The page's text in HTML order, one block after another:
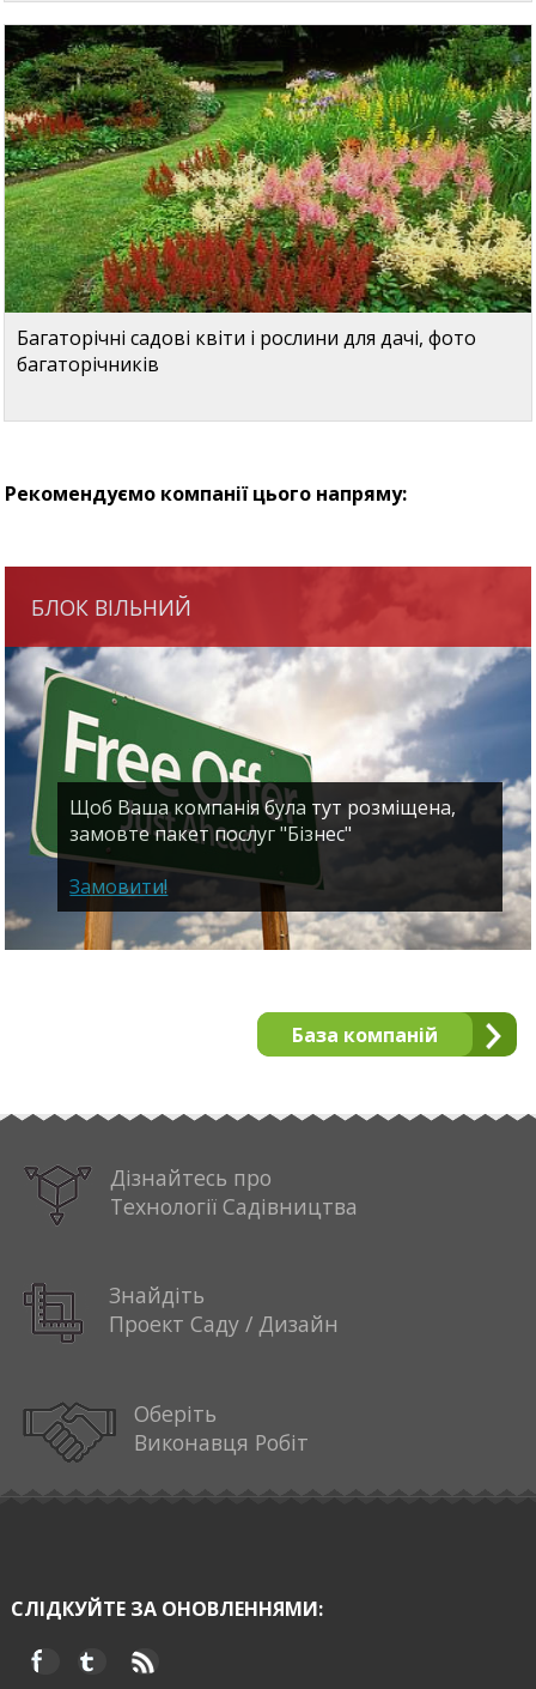
Багаторічні садові квіти і рослини для дачі, фото
багаторічників
Рекомендуємо компанії цього напряму:
БЛОК ВІЛЬНИЙ
Щоб Ваша компанія була тут розміщена,
замовте пакет послуг "Бізнес"
Замовити!
База компаній
Дізнайтесь про
Технології Садівництва
Знайдіть
Проект Саду / Дизайн
Оберіть
Виконавця Робіт
СЛІДКУЙТЕ ЗА ОНОВЛЕННЯМИ: